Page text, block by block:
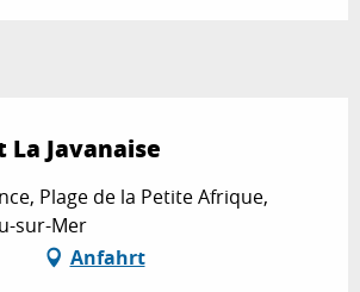
Javanaise
Plage de la Petite Afrique,
sur-Mer
Anfahrt